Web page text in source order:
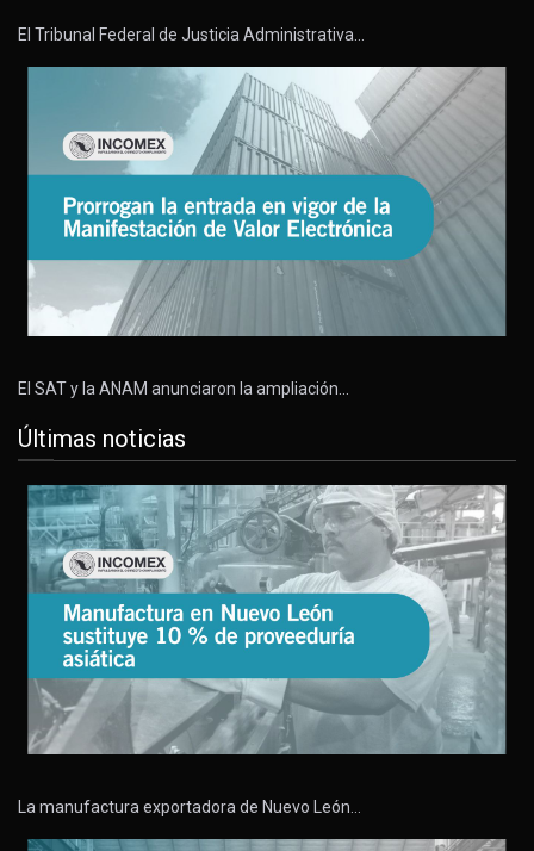
El Tribunal Federal de Justicia Administrativa…
El SAT y la ANAM anunciaron la ampliación…
Últimas noticias
La manufactura exportadora de Nuevo León…